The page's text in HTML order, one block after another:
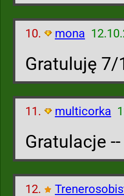
10. mona
Gratuluję 7/
11. multicorka
Gratulacje
12.